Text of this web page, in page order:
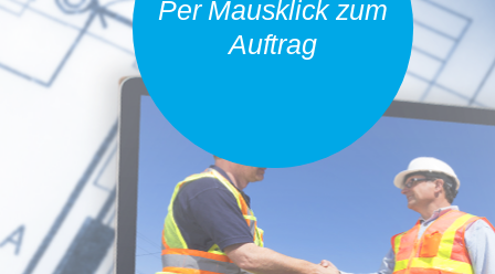
Per Mausklick zum
Auftrag